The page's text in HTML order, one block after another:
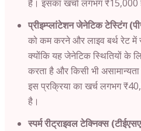
है। इसका खर्चा लगभग ₹15,000
प्रीइम्प्लांटेशन जेनेटिक टेस्टिंग
को कम करने और लाइव बर्थ रेट में
क्योंकि यह जेनेटिक स्थितियों के
करता है और किसी भी
इस प्रक्रिया का खर्च लगभग
है।
स्पर्म रीट्राइवल टेक्निक्स